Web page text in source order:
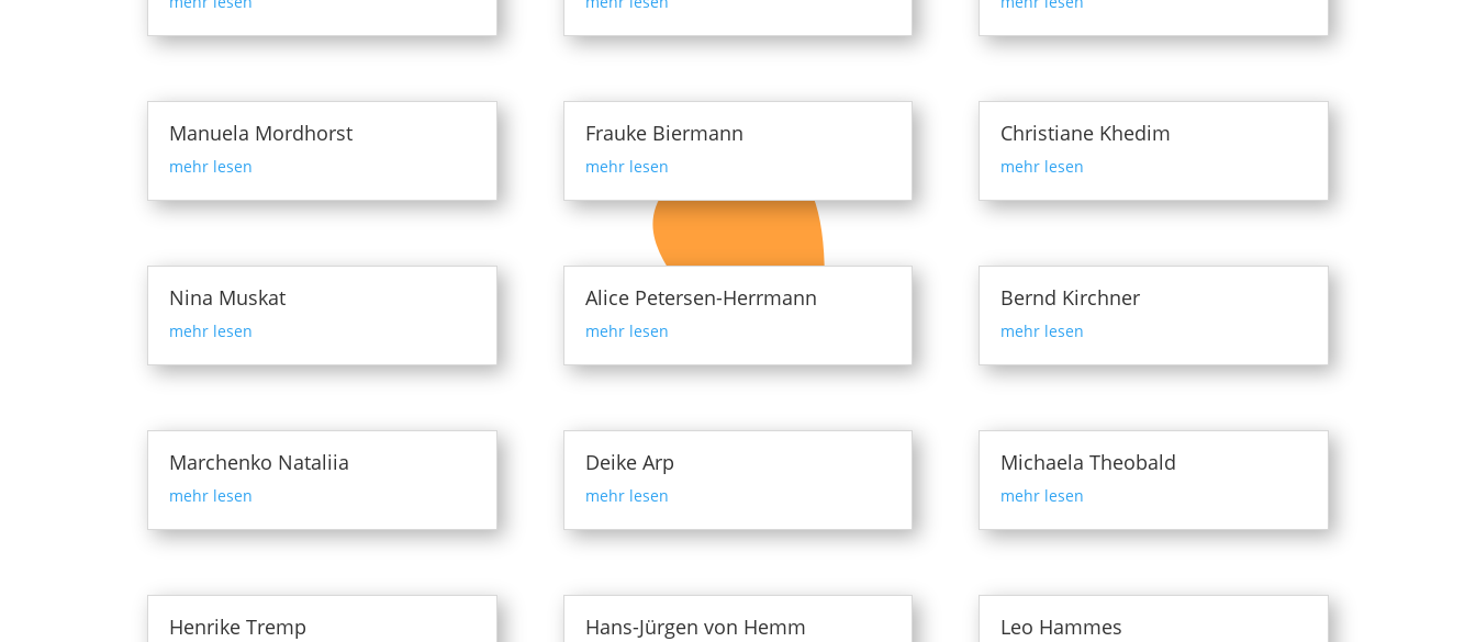
Manuela Mordhorst
mehr lesen
Nina Muskat
mehr lesen
Marchenko Nataliia
mehr lesen
Henrike Tremp
Frauke Biermann
mehr lesen
Alice Petersen-Herrmann
mehr lesen
Deike Arp
mehr lesen
Hans-Jürgen von Hemm
Christiane Khedim
mehr lesen
Bernd Kirchner
mehr lesen
Michaela Theobald
mehr lesen
Leo Hammes